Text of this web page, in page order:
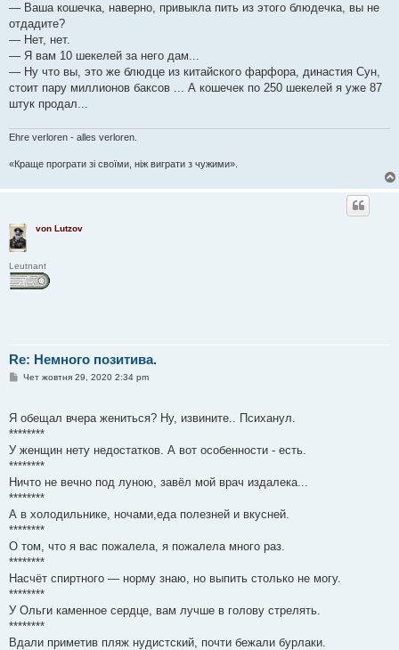
— Ваша кошечка, наверно, привыкла пить из этого блюдечка, вы не
отдадите?
— Нет, нет.
— Я вам 10 шекелей за него дам...
— Ну что вы, это же блюдце из китайского фарфора, династия Сун,
стоит пару миллионов баксов ... А кошечек по 250 шекелей я уже 87
штук продал...
Ehre verloren - alles verloren.
«Краще програти зі своїми, ніж виграти з чужими».
von Lutzov
Leutnant
Re: Немного позитива.
П
д
о
л
е
н
я
Чет жовтня 29, 2020 2:34 pm
Я обещал вчера жениться? Ну, извините.. Психанул.
********
У женщин нету недостатков. А вот особенности - есть.
********
Ничто не вечно под луною, завёл мой врач издалека...
********
А в холодильнике, ночами,еда полезней и вкусней.
********
О том, что я вас пожалела, я пожалела много раз.
********
Насчёт спиртного — норму знаю, но выпить столько не могу.
********
У Ольги каменное сердце, вам лучше в голову стрелять.
********
Вдали приметив пляж нудистский, почти бежали бурлаки.